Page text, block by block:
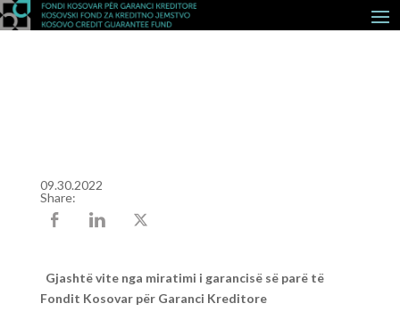
09.30.2022
Share:
Gjashtë vite nga miratimi i garancisë së parë të
Fondit Kosovar për Garanci Kreditore